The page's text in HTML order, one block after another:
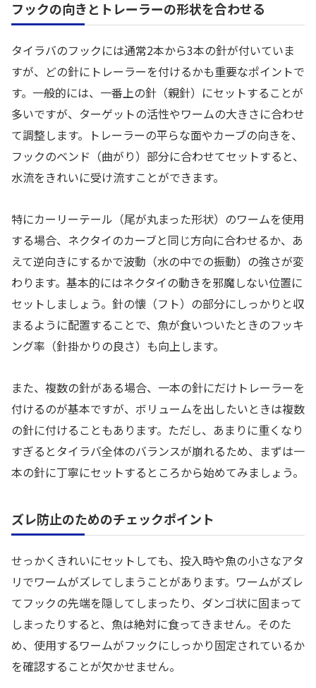
フックの向きとトレーラーの形状を合わせる
タイラバのフックには通常2本から3本の針が付いていま
すが、どの針にトレーラーを付けるかも重要なポイントで
す。一般的には、一番上の針（親針）にセットすることが
多いですが、ターゲットの活性やワームの大きさに合わせ
て調整します。トレーラーの平らな面やカーブの向きを、
フックのベンド（曲がり）部分に合わせてセットすると、
水流をきれいに受け流すことができます。
特にカーリーテール（尾が丸まった形状）のワームを使用
する場合、ネクタイのカーブと同じ方向に合わせるか、あ
えて逆向きにするかで波動（水の中での振動）の強さが変
わります。基本的にはネクタイの動きを邪魔しない位置に
セットしましょう。針の懐（フト）の部分にしっかりと収
まるように配置することで、魚が食いついたときのフッキ
ング率（針掛かりの良さ）も向上します。
また、複数の針がある場合、一本の針にだけトレーラーを
付けるのが基本ですが、ボリュームを出したいときは複数
の針に付けることもあります。ただし、あまりに重くなり
すぎるとタイラバ全体のバランスが崩れるため、まずは一
本の針に丁寧にセットするところから始めてみましょう。
ズレ防止のためのチェックポイント
せっかくきれいにセットしても、投入時や魚の小さなアタ
リでワームがズレてしまうことがあります。ワームがズレ
てフックの先端を隠してしまったり、ダンゴ状に固まって
しまったりすると、魚は絶対に食ってきません。そのた
め、使用するワームがフックにしっかり固定されているか
を確認することが欠かせません。